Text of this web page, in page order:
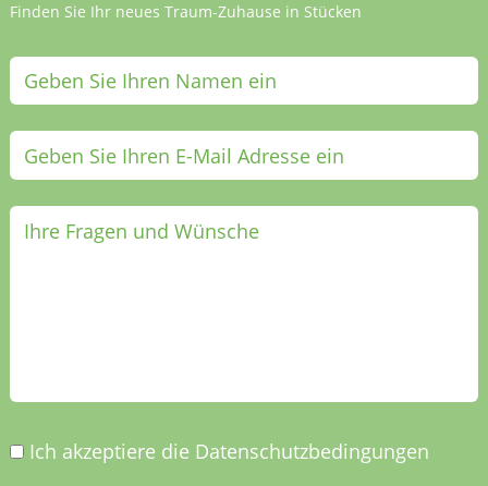
Finden Sie Ihr neues Traum-Zuhause in Stücken
Ich akzeptiere die Datenschutzbedingungen